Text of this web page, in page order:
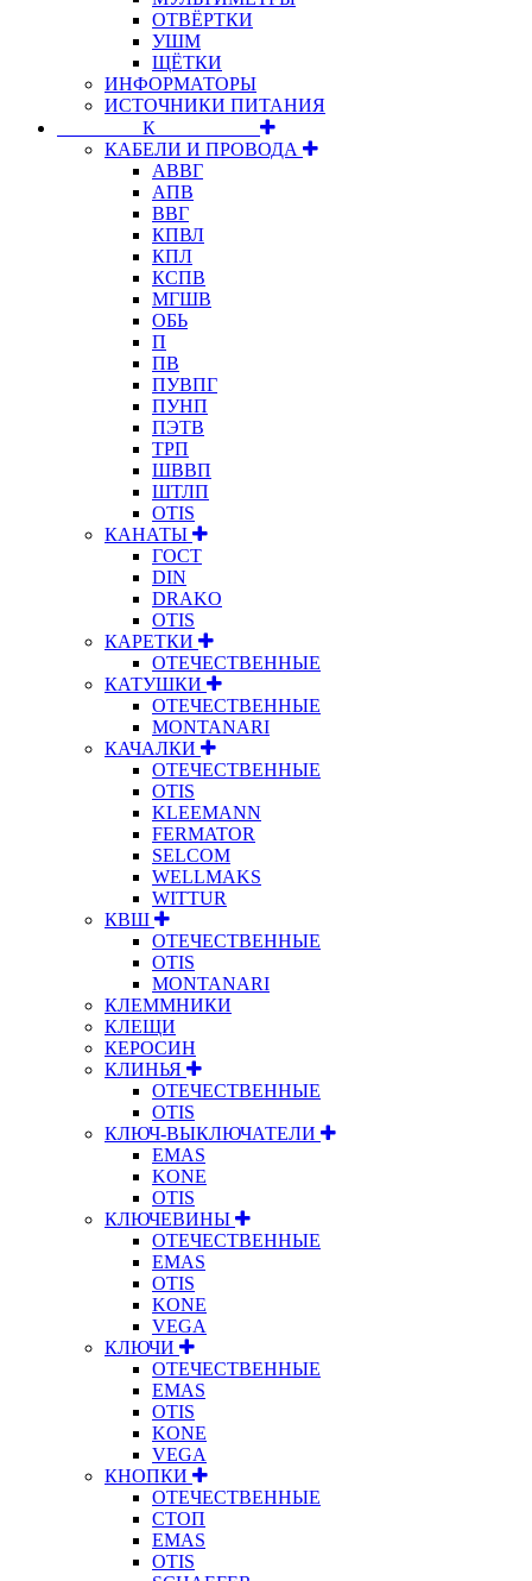
ОТВЁРТКИ
УШМ
ЩЁТКИ
ИНФОРМАТОРЫ
ИСТОЧНИКИ ПИТАНИЯ
⠀⠀⠀⠀⠀⠀К⠀⠀⠀⠀⠀⠀⠀
КАБЕЛИ И ПРОВОДА
АВВГ
АПВ
ВВГ
КПВЛ
КПЛ
КСПВ
МГШВ
ОБЬ
П
ПВ
ПУВПГ
ПУНП
ПЭТВ
ТРП
ШВВП
ШТЛП
OTIS
КАНАТЫ
ГОСТ
DIN
DRAKO
OTIS
КАРЕТКИ
ОТЕЧЕСТВЕННЫЕ
КАТУШКИ
ОТЕЧЕСТВЕННЫЕ
MONTANARI
КАЧАЛКИ
ОТЕЧЕСТВЕННЫЕ
OTIS
KLEEMANN
FERMATOR
SELCOM
WELLMAKS
WITTUR
КВШ
ОТЕЧЕСТВЕННЫЕ
OTIS
MONTANARI
КЛЕММНИКИ
КЛЕЩИ
КЕРОСИН
КЛИНЬЯ
ОТЕЧЕСТВЕННЫЕ
OTIS
КЛЮЧ-ВЫКЛЮЧАТЕЛИ
EMAS
KONE
OTIS
КЛЮЧЕВИНЫ
ОТЕЧЕСТВЕННЫЕ
EMAS
OTIS
KONE
VEGA
КЛЮЧИ
ОТЕЧЕСТВЕННЫЕ
EMAS
OTIS
KONE
VEGA
КНОПКИ
ОТЕЧЕСТВЕННЫЕ
СТОП
EMAS
OTIS